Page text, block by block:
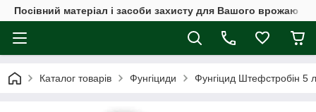
Посівний матеріал і засоби захисту для Вашого врожаю
Каталог товарів Фунгіциди Фунгіцид Штефстробін 5 л